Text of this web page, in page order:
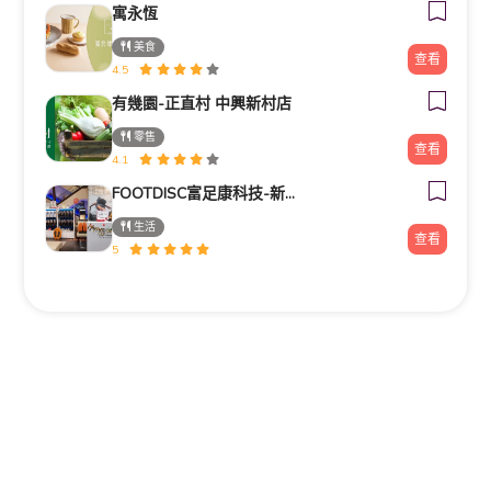
寓永恆
美食
4.5
查看
有幾園-正直村 中興新村店
零售
4.1
查看
FOOTDISC富足康科技-新光三越-桃園站前店
生活
5
查看